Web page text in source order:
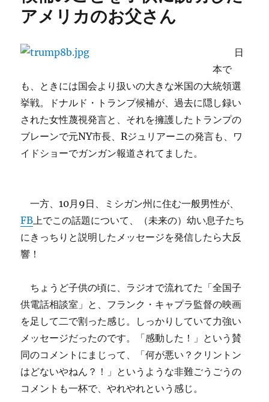
ヴ
日
アメリカのお父さん
日
本で
も、ときには国会より扱いの大きな米国の大統領選
挙戦。ドナルド・トランプ候補が、過去に隠し録い
された女性蔑視発言と、それを擁護したトランプの
ブレーンで元NY市長、Rジュリアーニの発言も、ワ
イドショーでガンガン報道されてました。
一方、10月9日、ミシガン州に住む一般男性が、
FB上でこの話題について、（未来の）幼い息子たち
にきっちりと説明したメッセージを発信したら大反
響！
ちょうど子供の頃に、ラジオで流れてた「全国子
供電話相談室」と、フランク・キャプラ監督の映画
を足して二で割った感じ。しっかりしていて力強い
メッセージだったのです。「感動した！」という賛
同のコメントにまじって、「何が悪い？クリントン
はどないやねん？！」というような非難ごうごうの
コメントも一杯で、やれやれという感じ。